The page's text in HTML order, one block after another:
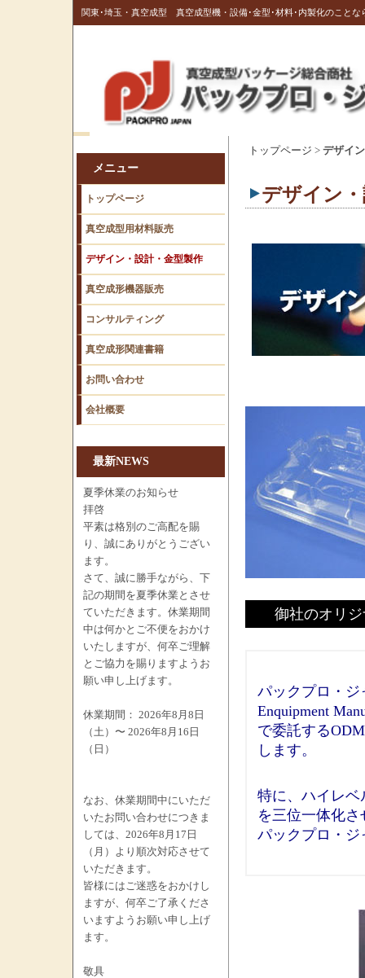
関東･埼玉・真空成型 真空成型機・設備･金型･材料･内製化のことな
メニュー
トップページ
真空成型用材料販売
デザイン・設計・金型製作
真空成形機器販売
コンサルティング
真空成形関連書籍
お問い合わせ
会社概要
最新NEWS
夏季休業のお知らせ
拝啓
平素は格別のご高配を賜
り、誠にありがとうござい
ます。
さて、誠に勝手ながら、下
記の期間を夏季休業とさせ
ていただきます。休業期間
中は何かとご不便をおかけ
いたしますが、何卒ご理解
とご協力を賜りますようお
願い申し上げます。
休業期間： 2026年8月8日
（土）〜 2026年8月16日
（日）
なお、休業期間中にいただ
いたお問い合わせにつきま
しては、2026年8月17日
（月）より順次対応させて
いただきます。
皆様にはご迷惑をおかけし
ますが、何卒ご了承くださ
いますようお願い申し上げ
ます。
敬具
トップページ > デザイ
デザイン
御社のオリ
パックプロ・ジ
Enquipment
で委託する
します。
特に、ハイレ
を三位一体化
パックプロ・